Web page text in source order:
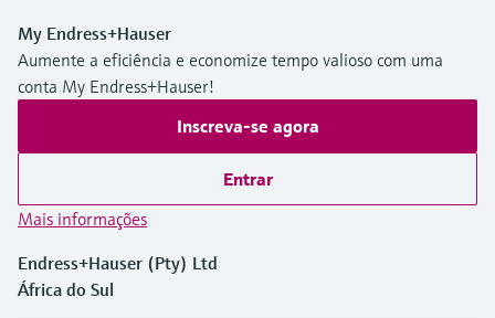
My Endress+Hauser
Aumente a eficiência e economize tempo valioso com uma
conta My Endress+Hauser!
Inscreva-se agora
Entrar
Mais informações
Endress+Hauser (Pty) Ltd
África do Sul